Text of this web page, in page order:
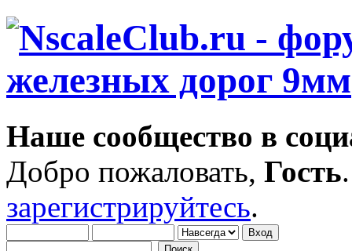
Наше сообщество в
Добро пожаловать, Гость
зарегистрируйтесь.